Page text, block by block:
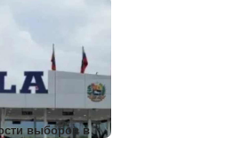
выборов в